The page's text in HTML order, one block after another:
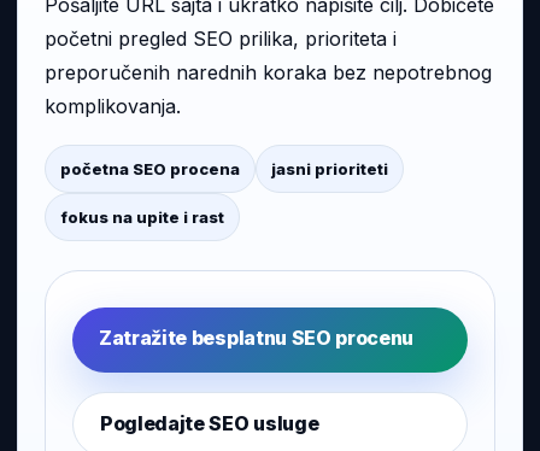
Pošaljite URL sajta i ukratko napišite cilj. Dobićete
početni pregled SEO prilika, prioriteta i
preporučenih narednih koraka bez nepotrebnog
komplikovanja.
početna SEO procena jasni prioriteti
fokus na upite i rast
Zatražite besplatnu SEO procenu
Pogledajte SEO usluge